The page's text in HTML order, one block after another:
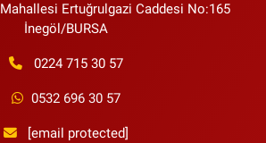
Ertuğrulgazi Caddesi No:165
İnegöl/BURSA
0224 715 30 57
0532 696 30 57
[email protected]